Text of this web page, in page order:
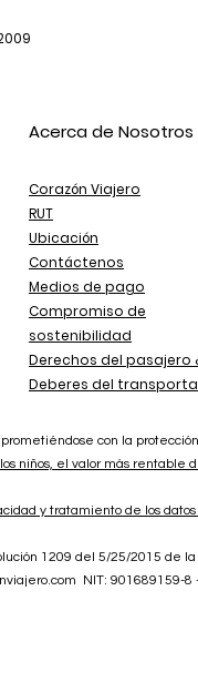
Acerca de Nosotros​
Corazón Viajero
RUT
Ubicación
Contáctenos
Medios de pago
Compromiso de
sostenibilidad
Derechos del pasajero
Deberes del
con la
niños, el valor más rentable
y tratamiento de los
1209 del 5/25/2015 de la
NIT: 901689159-